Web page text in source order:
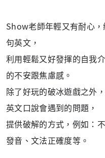
Show老師年輕又有耐心
句英文，
利用輕鬆又好發揮的自我
的不安跟焦慮感。
除了好玩的破冰遊戲之外
英文口說會遇到的問題，
提供破解的方式，例如：
發音、文法正確度等。